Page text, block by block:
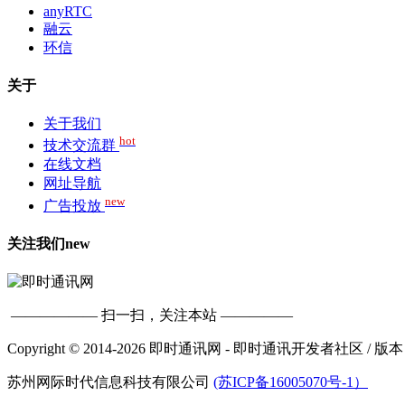
anyRTC
融云
环信
关于
关于我们
技术交流群 hot
在线文档
网址导航
广告投放 new
关注我们new
—————— 扫一扫，关注本站 —————
Copyright © 2014-2026 即时通讯网 - 即时通讯开发者社区 / 版
苏州网际时代信息科技有限公司 (苏ICP备16005070号-1）